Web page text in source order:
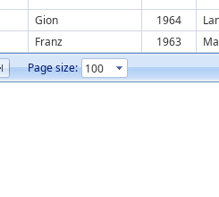
Page size:
Gion 1964
Franz 1963